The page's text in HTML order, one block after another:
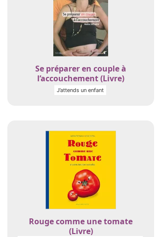
Se préparer en couple à
l’accouchement (Livre)
J’attends un enfant
Rouge comme une tomate
(Livre)